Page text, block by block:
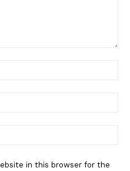
in this browser for the